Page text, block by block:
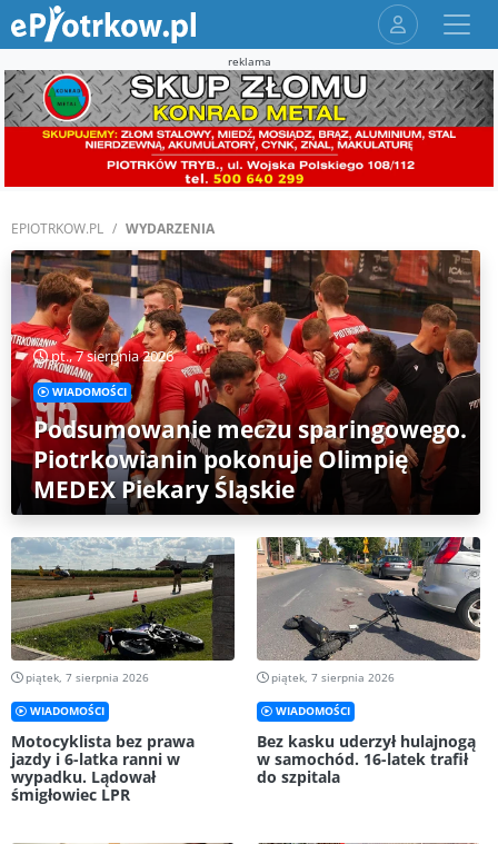
reklama
EPIOTRKOW.PL WYDARZENIA
pt., 7 sierpnia 2026
WIADOMOŚCI
Podsumowanie meczu sparingowego.
Piotrkowianin pokonuje Olimpię
MEDEX Piekary Śląskie
piątek, 7 sierpnia 2026
WIADOMOŚCI
Motocyklista bez prawa
jazdy i 6-latka ranni w
wypadku. Lądował
śmigłowiec LPR
piątek, 7 sierpnia 2026
WIADOMOŚCI
Bez kasku uderzył hulajnogą
w samochód. 16-latek trafił
do szpitala